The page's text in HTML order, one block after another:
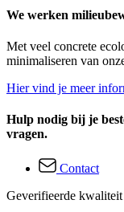
We werken
Met veel concrete
minimaliseren van
Hier vind je meer
Hulp nodig bij je
vragen.
Contact
Geverifieerde kwaliteit